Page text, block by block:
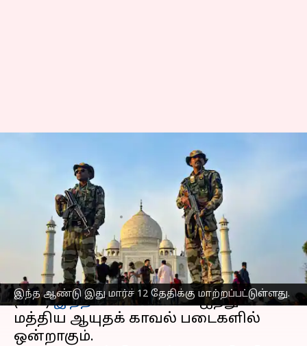
இந்த ஆண்டு இது மார்ச் 12 தேதிக்கு மாற்றப்பட்டுள்ளது.
CISF உயர்வு தினம் 2023:
மார்ச் 12ஆம் தேதி
கொண்டாட்டம்
எழுதியவர் Sindhuja SM Mar 10, 2023 11:20 am
செய்தி முன்னோட்டம்
மத்திய தொழில் பாதுகாப்புப் படை
(CISF)இந்தியாவில் உள்ள ஐந்து
மத்திய ஆயுதக் காவல் படைகளில்
ஒன்றாகும்.